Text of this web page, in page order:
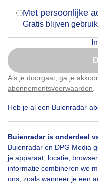
Met persoonlijke
Gratis blijven
Als je doorgaat, ga je
abonnementsvoorwaarden
Heb je al een Buienradar-
Buienradar is onderdeel
Buienradar en DPG Media
je apparaat, locatie,
informatie combineren we
ons, zoals wanneer je een
Door: Anne-Marie van Iersel
Zon Wolken Wind
Bekijk slideshow
Nu
Klik hier